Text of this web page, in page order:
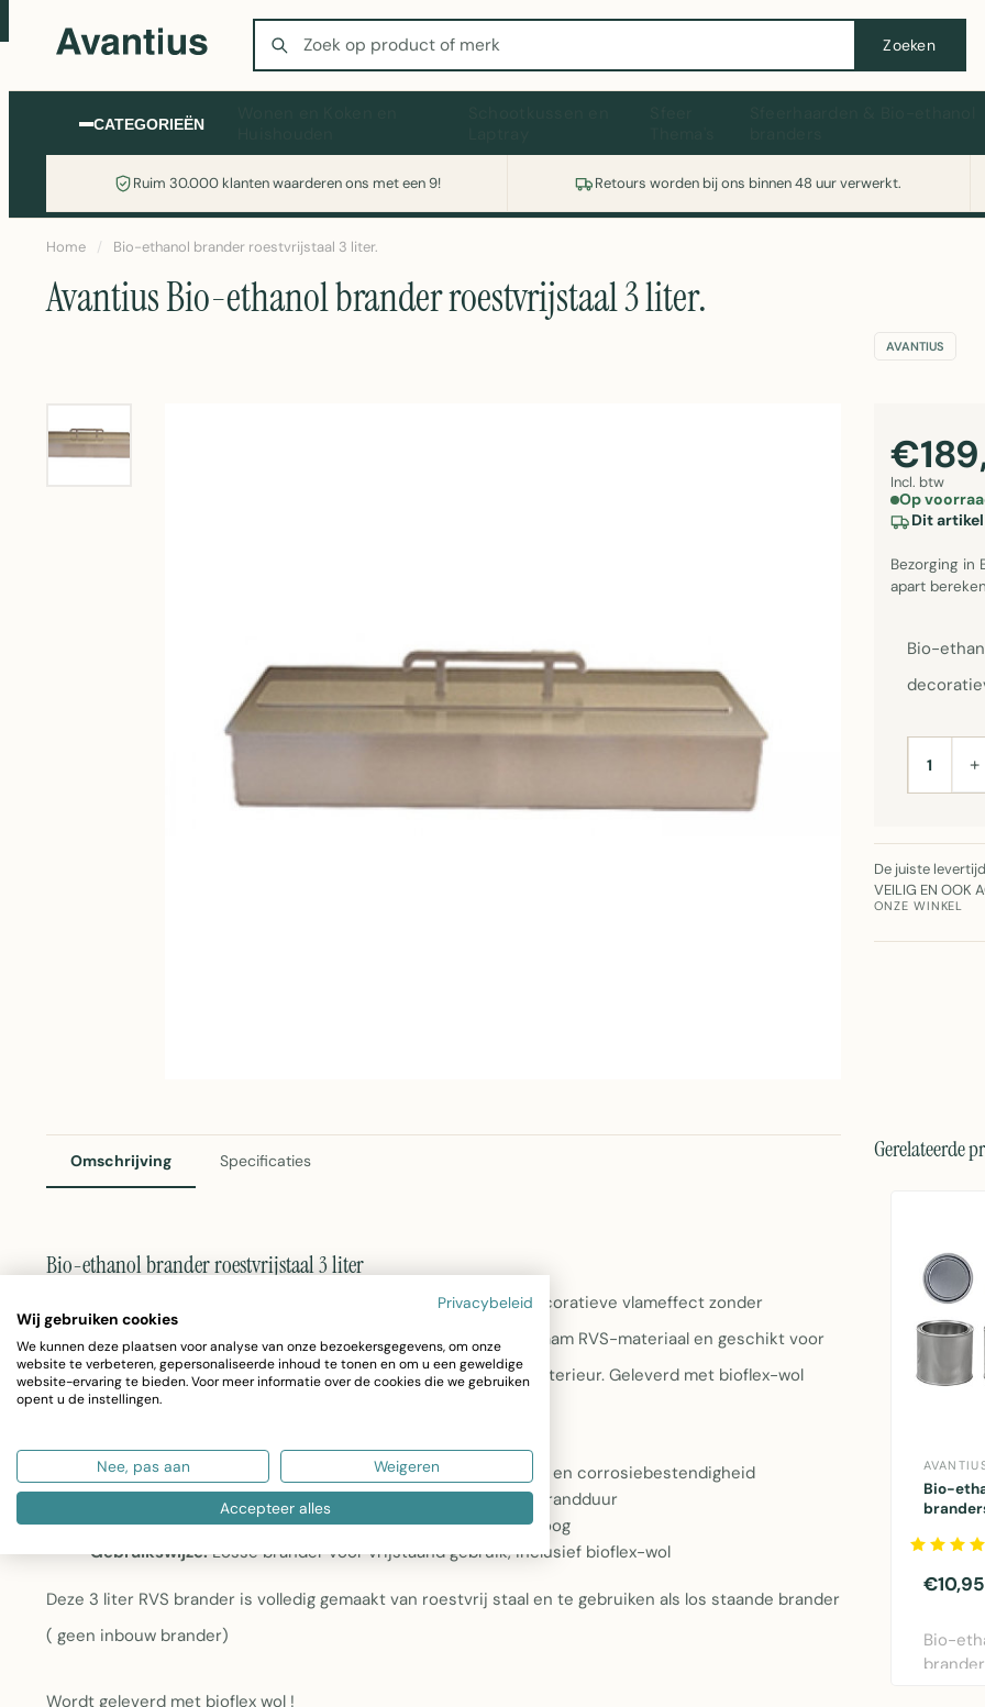
Zoeken
Zoeken
CATEGORIEËN
Ruim 30.000 klanten waarderen ons met een 9! Retours worden bij ons binnen 48 uur verwerkt.
Wasmachine of koelkast nodig? Vergelijk alle prijzen op Witgoedaanbod.nl
Home / Bio-ethanol brander roestvrijstaal 3 liter.
Avantius Bio-ethanol brander roestvrijstaal 3 liter.
AVANTIUS
Incl. btw
Op
Dit
Bezorging in
apart
Bio-
AANTAL+
De juiste
VEILIG EN OOK
ONZE WINKEL
Omschrijving Specificaties
Bio-ethanol brander roestvrijstaal 3 liter
Deze losse bio-ethanol brander in roestvrij staal creëert een decoratieve vlameffect zonder
rookontwikkeling of energieverbruik. Volledig gemaakt van duurzaam RVS-materiaal en geschikt voor
gebruik in woonruimtes, op terrassen of als eye-catcher in uw interieur. Geleverd met bioflex-wol
voor optimale brandstofverspreiding.
Materiaal:Volledig roestvrij staal (RVS) voor duurzaamheid en corrosiebestendigheid
Ongeveer 3 liter bio-ethanol voor langdurige brandduur
Afmetingen:40,6 cm lang, 16,6 cm breed/diep en 6,3 cm hoog
Gebruikswijze:Losse brander voor vrijstaand gebruik, inclusief bioflex-wol
Deze 3 liter RVS brander is volledig gemaakt van roestvrij staal en te gebruiken als los staande brander
( geen inbouw brander)
Wordt geleverd met bioflex wol !
Gerelateerde
Bio-
€10,95
Bio-
Privacybeleid
Wij gebruiken cookies
We kunnen deze plaatsen voor analyse van onze bezoekersgegevens, om onze
website te verbeteren, gepersonaliseerde inhoud te tonen en om u een geweldige
website-ervaring te bieden. Voor meer informatie over de cookies die we gebruiken
opent u de instellingen.
Nee, pas aan Weigeren
Accepteer alles